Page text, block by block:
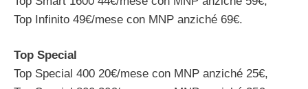
Top Infinito 49€/mese con MNP anziché 69€.
Top Special
Top Special 400 20€/mese con MNP anziché 25€,